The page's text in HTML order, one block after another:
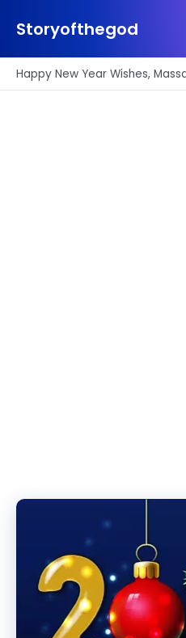
Storyofthegod
Happy New Year Wishes,